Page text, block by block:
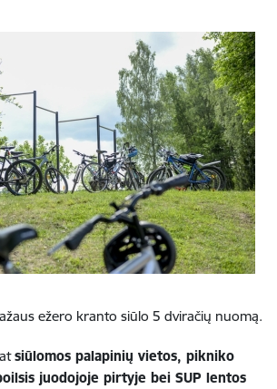
ežero kranto siūlo 5 dviračių nuomą.
siūlomos palapinių vietos, pikniko
juodojoje pirtyje bei SUP lentos